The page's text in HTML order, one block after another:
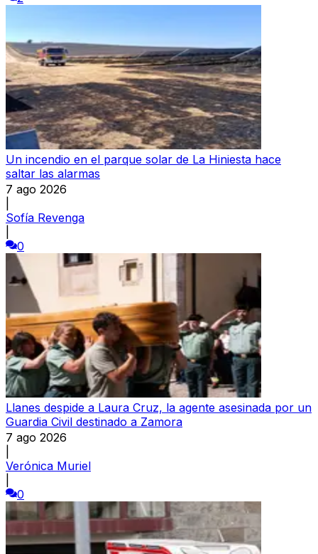
Un incendio en el parque solar de La Hiniesta hace
saltar las alarmas
7 ago 2026
Sofía Revenga
0
Llanes despide a Laura Cruz, la agente asesinada por un
Guardia Civil destinado a Zamora
7 ago 2026
Verónica Muriel
0